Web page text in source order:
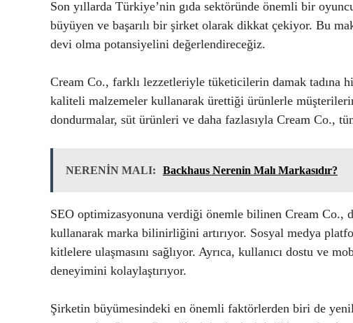
Son yıllarda Türkiye’nin gıda sektöründe önemli bir
büyüyen ve başarılı bir şirket olarak dikkat çekiyor. Bu
devi olma potansiyelini değerlendireceğiz.
Cream Co., farklı lezzetleriyle tüketicilerin damak tadına
kaliteli malzemeler kullanarak ürettiği ürünlerle
dondurmalar, süt ürünleri ve daha fazlasıyla Cream Co.,
NERENİN MALI: Backhaus Nerenin Malı Markasıdır?
SEO optimizasyonuna verdiği önemle bilinen Cream
kullanarak marka bilinirliğini artırıyor. Sosyal medya
kitlelere ulaşmasını sağlıyor. Ayrıca, kullanıcı dostu ve
deneyimini kolaylaştırıyor.
Şirketin büyümesindeki en önemli faktörlerden biri de